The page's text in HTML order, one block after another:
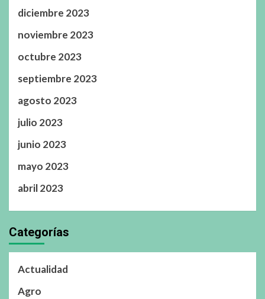
diciembre 2023
noviembre 2023
octubre 2023
septiembre 2023
agosto 2023
julio 2023
junio 2023
mayo 2023
abril 2023
Categorías
Actualidad
Agro